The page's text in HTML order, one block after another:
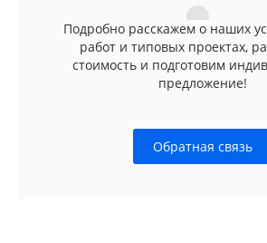
Подробно расскажем о наших
работ и типовых проектах,
стоимость и подготовим
предложение!
Обратная связь